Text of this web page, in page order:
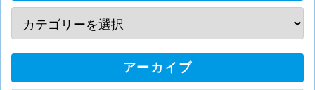
アーカイブ